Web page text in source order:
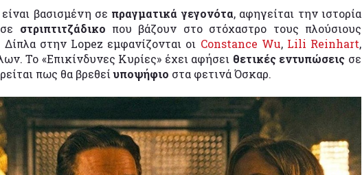
βασισμένη σε πραγματικά γεγονότα, αφηγείται την ιστορία
στριπτιτζάδικο που βάζουν στο στόχαστρο τους πλούσιους
Δίπλα στην Lopez εμφανίζονται οι Constance Wu, Lili Reinhart,
Το «Επικίνδυνες Κυρίες» έχει αφήσει θετικές εντυπώσεις σε
πως θα βρεθείυποψήφιο στα φετινά Όσκαρ.